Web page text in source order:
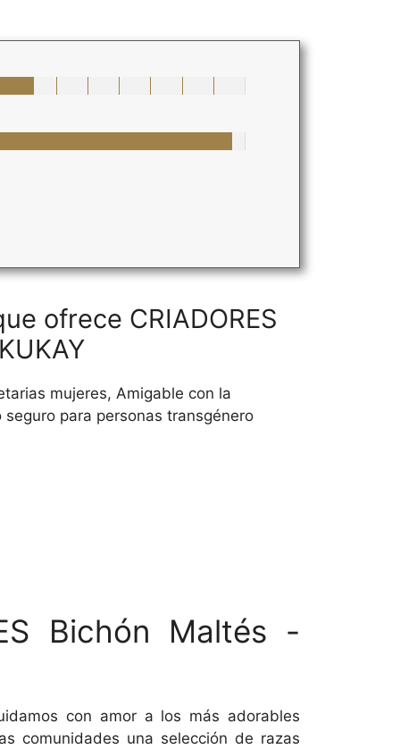
ofrece CRIADORES
mujeres, Amigable con la
seguro para personas transgénero
Bichón Maltés -
con amor a los más adorables
comunidades una selección de razas